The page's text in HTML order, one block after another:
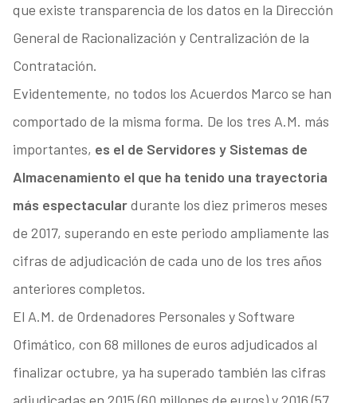
que existe transparencia de los datos en la Dirección
General de Racionalización y Centralización de la
Contratación.
Evidentemente, no todos los Acuerdos Marco se han
comportado de la misma forma. De los tres A.M. más
importantes, es el de Servidores y Sistemas de
Almacenamiento el que ha tenido una trayectoria
más espectaculardurante los diez primeros meses
de 2017, superando en este periodo ampliamente las
cifras de adjudicación de cada uno de los tres años
anteriores completos.
El A.M. de Ordenadores Personales y Software
Ofimático, con 68 millones de euros adjudicados al
finalizar octubre, ya ha superado también las cifras